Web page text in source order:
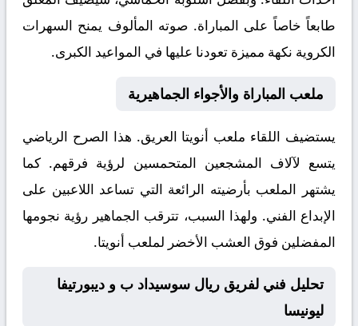
طابعاً خاصاً على المباراة. صوته المألوف يمنح السهرات
الكروية نكهة مميزة تعودنا عليها في المواعيد الكبرى.
ملعب المباراة والأجواء الجماهيرية
يستضيف اللقاء ملعب أنويتا العريق. هذا الصرح الرياضي
يتسع لآلاف المشجعين المتحمسين لرؤية فرقهم. كما
يشتهر الملعب بأرضيته الرائعة التي تساعد اللاعبين على
الإبداع الفني. ولهذا السبب، تترقب الجماهير رؤية نجومها
المفضلين فوق العشب الأخضر لملعب أنويتا.
تحليل فني لفريق ريال سوسيداد ب و ديبورتيفا
ليونيسا